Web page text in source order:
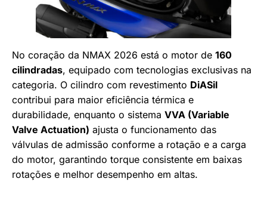
No coração da NMAX 2026 está o motor de 160
cilindradas, equipado com tecnologias exclusivas na
categoria. O cilindro com revestimento DiASil
contribui para maior eficiência térmica e
durabilidade, enquanto o sistema VVA (Variable
Valve Actuation) ajusta o funcionamento das
válvulas de admissão conforme a rotação e a carga
do motor, garantindo torque consistente em baixas
rotações e melhor desempenho em altas.